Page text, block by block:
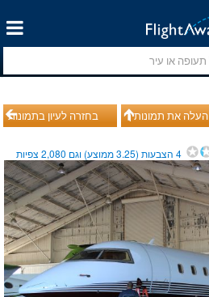
בחזרה לעיון בתמונות העלה את תמונותיך
4הצבעות (3.25ממוצע) וגם 2,080צפיות